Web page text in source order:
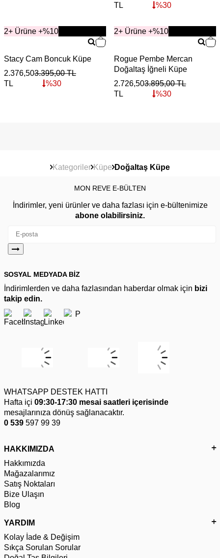
TL
%30
2+ Ürüne +%10
YENİ
Stacy Cam Boncuk Küpe
2.376,50
TL
3.395,00TL
%30
2+ Ürüne +%10
YENİ
Rogue Pembe Mercan
Doğaltaş İğneli Küpe
2.726,50
TL
3.895,00TL
%30
Kategoriler Küpe Doğaltaş Küpe
MON REVE E-BÜLTEN
İndirimler, yeni ürünler ve daha fazlası için e-bültenimize
abone olabilirsiniz.
SOSYAL MEDYADA BİZ
İndirimlerden ve daha fazlasından haberdar olmak için bizi
takip edin.
WHATSAPP DESTEK HATTI
Hafta içi 09:30-17:30 mesai saatleri içerisinde
mesajlarınıza dönüş sağlanacaktır.
0 539 597 99 39
HAKKIMIZDA
Hakkımızda
Mağazalarımız
Satış Noktaları
Bize Ulaşın
Blog
YARDIM
Kolay İade & Değişim
Sıkça Sorulan Sorular